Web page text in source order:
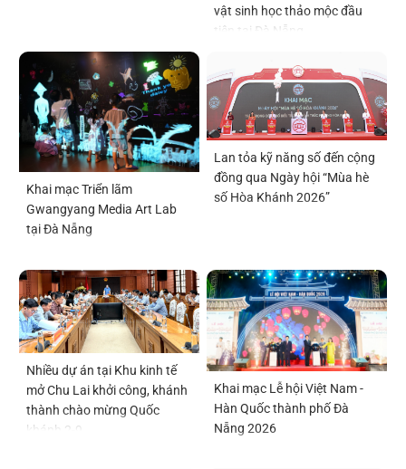
vật sinh học thảo mộc đầu
tiên tại Đà Nẵng
Khai mạc Triển lãm
Gwangyang Media Art Lab
tại Đà Nẵng
Lan tỏa kỹ năng số đến cộng
đồng qua Ngày hội “Mùa hè
số Hòa Khánh 2026”
Nhiều dự án tại Khu kinh tế
mở Chu Lai khởi công, khánh
thành chào mừng Quốc
khánh 2-9
Khai mạc Lễ hội Việt Nam -
Hàn Quốc thành phố Đà
Nẵng 2026